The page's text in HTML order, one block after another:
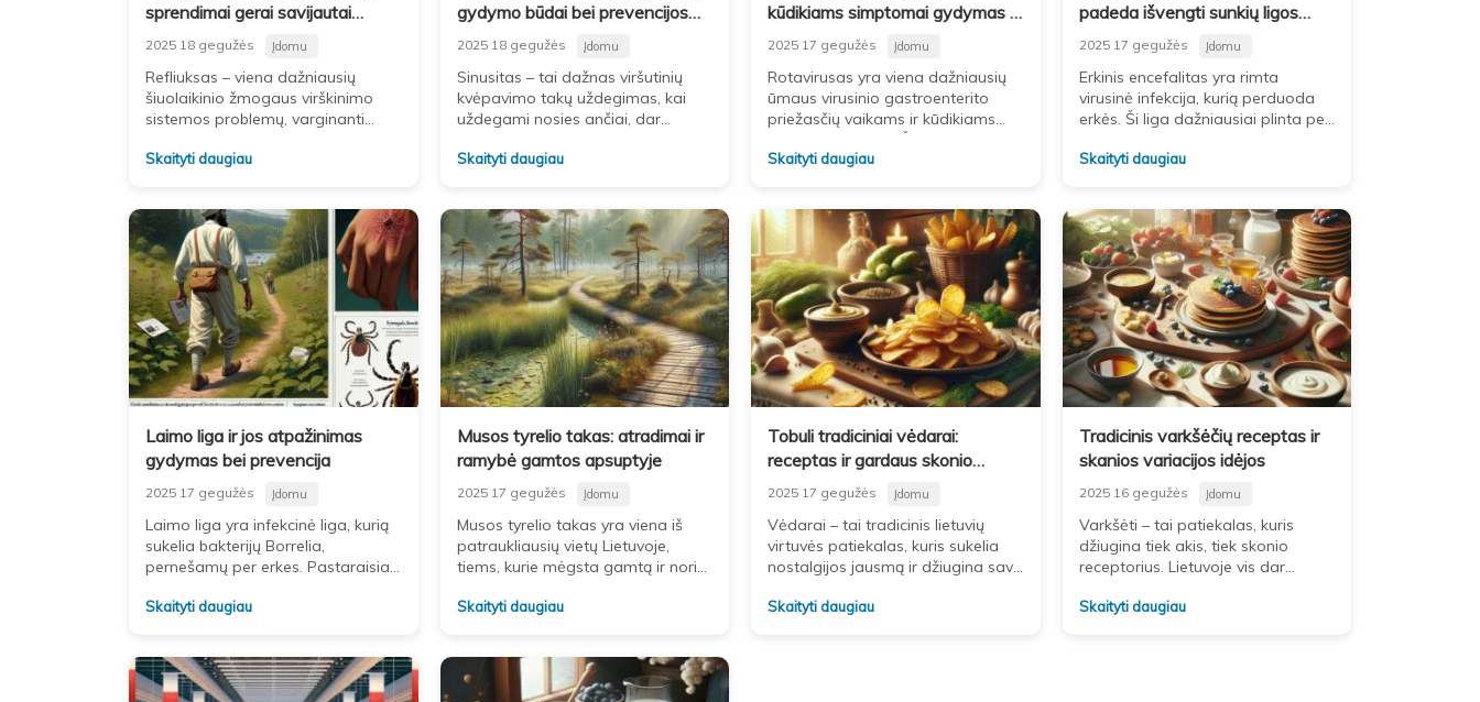
sprendimai gerai savijautai
palaikyti
2025 18 gegužės Įdomu
Refliuksas – viena dažniausių
šiuolaikinio žmogaus virškinimo
sistemos problemų, varginanti
žmones. Ši būklė sukelia
Skaityti daugiau
gydymo būdai bei prevencijos
priemonės
2025 18 gegužės Įdomu
Sinusitas – tai dažnas viršutinių
kvėpavimo takų uždegimas, kai
uždegami nosies ančiai, dar
žmonių susiduria su sinusito
Skaityti daugiau
kūdikiams simptomai gydymas ir
prevencija
2025 17 gegužės Įdomu
Rotavirusas yra viena dažniausių
ūmaus virusinio gastroenterito
priežasčių vaikams ir kūdikiams
visame pasaulyje. Ši infekcija
sukelia stiprų viduriavimą, vėmimą,
Skaityti daugiau
padeda išvengti sunkių ligos
pasekmių
2025 17 gegužės Įdomu
Erkinis encefalitas yra rimta
virusinė infekcija, kurią perduoda
erkės. Ši liga dažniausiai plinta per
atvejais galima užsikrėsti ir
Skaityti daugiau
Laimo liga ir jos atpažinimas
gydymas bei prevencija
2025 17 gegužės Įdomu
Laimo liga yra infekcinė liga, kurią
sukelia bakterijų Borrelia,
pernešamų per erkes. Pastaraisiais
todėl svarbu žinoti, kaip ją
Skaityti daugiau
Musos tyrelio takas: atradimai ir
ramybė gamtos apsuptyje
2025 17 gegužės Įdomu
Musos tyrelio takas yra viena iš
patraukliausių vietų Lietuvoje,
tiems, kurie mėgsta gamtą ir nori
gyvenimo šurmulio. Šis takas,
Skaityti daugiau
Tobuli tradiciniai vėdarai:
receptas ir gardaus skonio
paslaptys
2025 17 gegužės Įdomu
Vėdarai – tai tradicinis lietuvių
virtuvės patiekalas, kuris sukelia
nostalgijos jausmą ir džiugina savo
paprasto ir sočio maisto simboliu,
Skaityti daugiau
Tradicinis varkšėčių receptas ir
skanios variacijos idėjos
2025 16 gegužės Įdomu
Varkšėti – tai patiekalas, kuris
džiugina tiek akis, tiek skonio
receptorius. Lietuvoje vis dar
varkšėčiai yra gan universalus
Skaityti daugiau